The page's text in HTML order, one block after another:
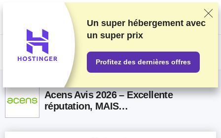
Nous classons nos produits sur la base de tests et de recherches
rigoureux, mais nous tenons également compte de vos commentaires et
des accords commerciaux conclus avec les fournisseurs. Cette page
contient des liens d'affiliation.Information sur la publicité.
US$
Acens Avis 2026 – Excellente
réputation, MAIS…
Un super hébergement avec
un super prix
Profitez des dernières offres